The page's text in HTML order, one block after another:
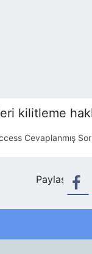
kilitleme
Cevaplanmış
Paylaş: